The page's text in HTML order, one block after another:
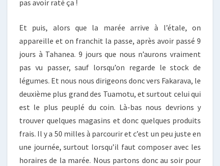
pas avoir raté ça !
Et puis, alors que la marée arrive à l’étale, on
appareille et on franchit la passe, après avoir passé 9
jours à Tahanea. 9 jours que nous n’aurons vraiment
pas vu passer, sauf lorsqu’on regarde le stock de
légumes. Et nous nous dirigeons donc vers Fakarava, le
deuxième plus grand des Tuamotu, et surtout celui qui
est le plus peuplé du coin. Là-bas nous devrions y
trouver quelques magasins et donc quelques produits
frais. Il y a 50 milles à parcourir et c’est un peu juste en
une journée, surtout lorsqu’il faut composer avec les
horaires de la marée. Nous partons donc au soir pour